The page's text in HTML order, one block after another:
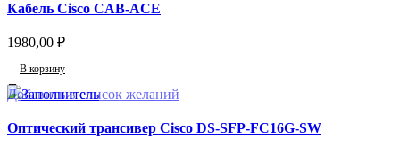
Кабель Cisco CAB-ACE
1980,00 ₽
В корзину
Добавить в список желаний
Оптический трансивер Cisco DS-SFP-FC16G-SW